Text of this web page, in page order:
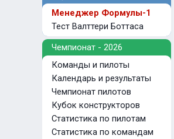
Менеджер Формулы-1
Тест Валттери Боттаса
Чемпионат - 2026
Команды и пилоты
Календарь и результаты
Чемпионат пилотов
Кубок конструкторов
Статистика по пилотам
Статистика по командам